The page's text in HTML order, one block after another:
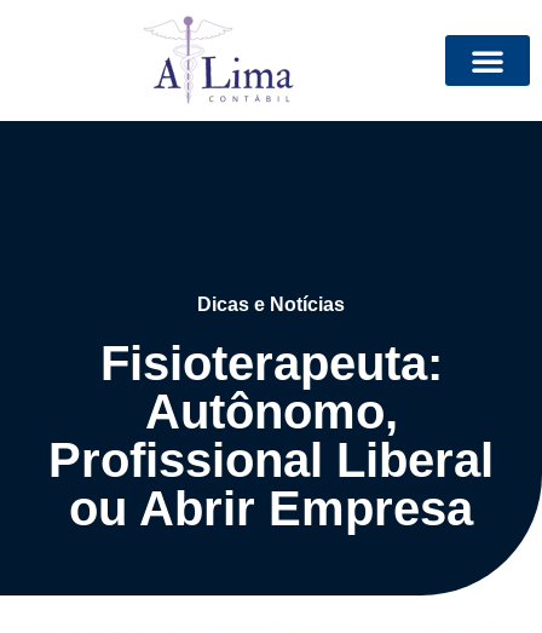
Dicas e Notícias
Fisioterapeuta:
Autônomo,
Profissional Liberal
ou Abrir Empresa